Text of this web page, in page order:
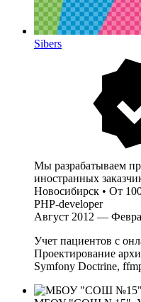
Sibers
Мы разрабатываем
иностранных
Новосибирск • От
PHP-developer
Август 2012 —
Учет пациентов с
Проектирование
Symfony Doctrine,